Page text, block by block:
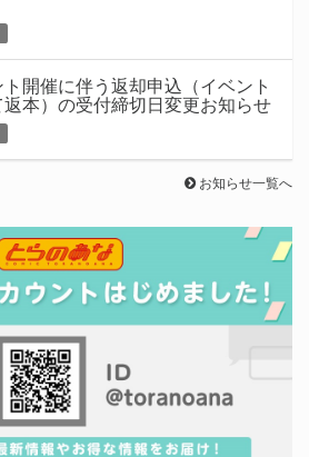
ト開催に伴う返却申込（イベント
本）の受付締切日変更お知らせ
お知らせ一覧へ